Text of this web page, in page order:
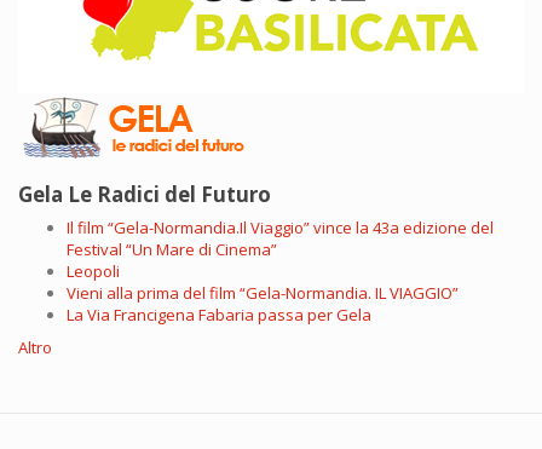
Gela Le Radici del Futuro
Il film “Gela-Normandia.Il Viaggio” vince la 43a edizione del
Festival “Un Mare di Cinema”
Leopoli
Vieni alla prima del film “Gela-Normandia. IL VIAGGIO”
La Via Francigena Fabaria passa per Gela
Altro